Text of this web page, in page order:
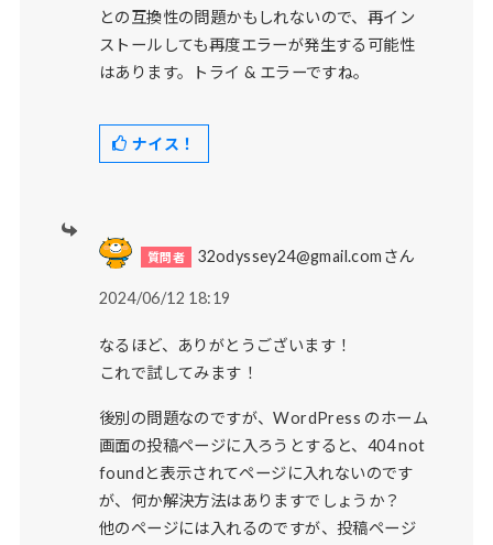
との互換性の問題かもしれないので、再イン
ストールしても再度エラーが発生する可能性
はあります。トライ & エラーですね。
ナイス！
32odyssey24@gmail.comさん
2024/06/12 18:19
なるほど、ありがとうございます！
これで試してみます！
後別の問題なのですが、WordPress のホーム
画面の投稿ページに入ろうとすると、404 not
foundと表示されてページに入れないのです
が、何か解決方法はありますでしょうか？
他のページには入れるのですが、投稿ページ